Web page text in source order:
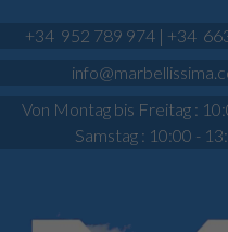
+34 952 789 974| +34
Von Montag bis Freitag :
Samstag : 10:00 -